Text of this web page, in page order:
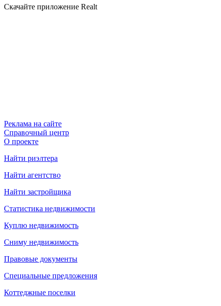
Скачайте приложение Realt
Реклама на сайте
Справочный центр
О проекте
Найти риэлтера
Найти агентство
Найти застройщика
Статистика недвижимости
Куплю недвижимость
Сниму недвижимость
Правовые документы
Специальные предложения
Коттеджные поселки